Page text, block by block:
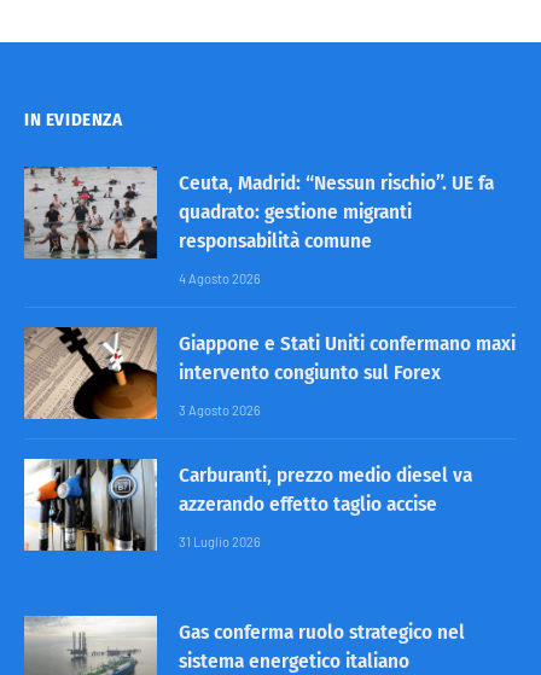
IN EVIDENZA
Ceuta, Madrid: “Nessun rischio”. UE fa
quadrato: gestione migranti
responsabilità comune
4 Agosto 2026
Giappone e Stati Uniti confermano maxi
intervento congiunto sul Forex
3 Agosto 2026
Carburanti, prezzo medio diesel va
azzerando effetto taglio accise
31 Luglio 2026
Gas conferma ruolo strategico nel
sistema energetico italiano